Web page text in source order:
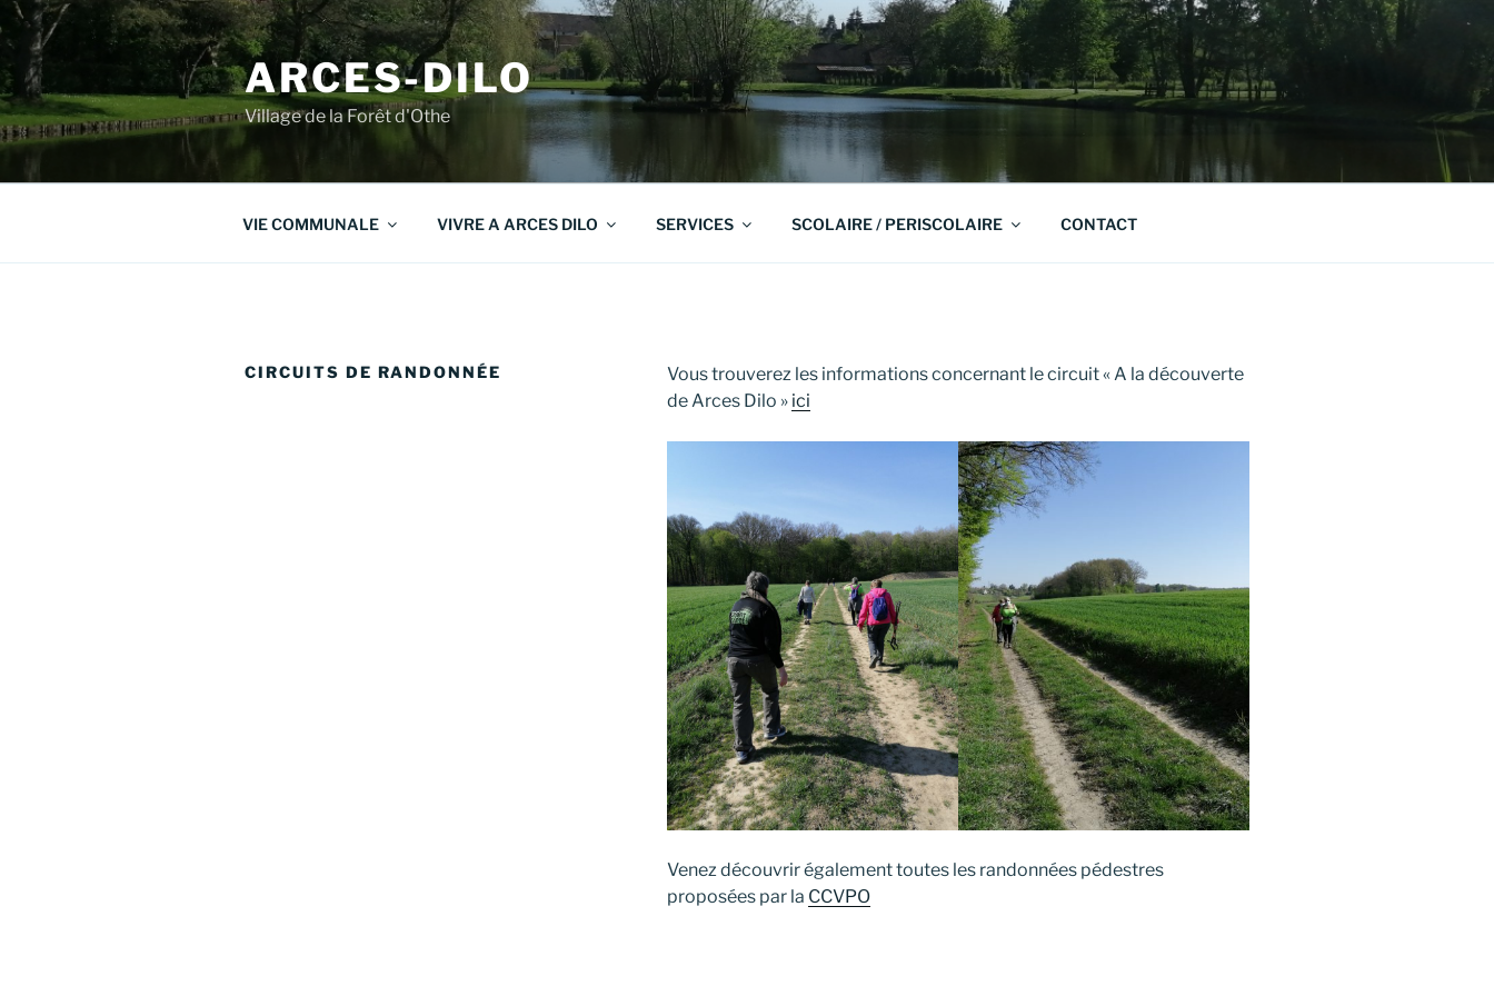
Aller
au
contenu
principal
ARCES-DILO
Village de la Forêt d'Othe
VIE COMMUNALE VIVRE A ARCES DILO SERVICES SCOLAIRE / PERISCOLAIRE CONTACT
CIRCUITS DE RANDONNÉE
Vous trouverez les informations concernant le circuit « A la découverte
de Arces Dilo » ici
Venez découvrir également toutes les randonnées pédestres
proposées par la CCVPO